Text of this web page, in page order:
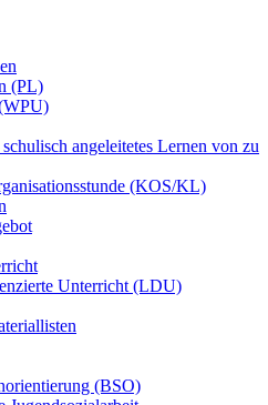
(PL)
angeleitetes Lernen von zu
(KOS/KL)
Unterricht (LDU)
(BSO)